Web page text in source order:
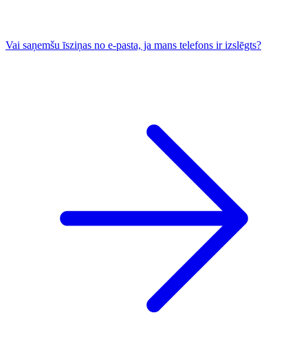
Vai saņemšu īsziņas no e-pasta, ja mans telefons ir izslēgts?